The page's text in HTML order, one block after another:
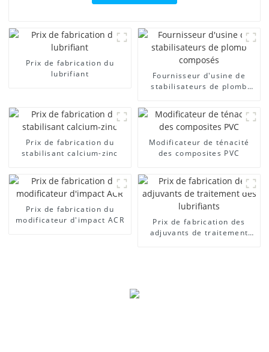
Prix ​​de fabrication du
lubrifiant
Fournisseur d'usine de
stabilisateurs de plomb
Prix ​​de fabrication du
stabilisant calcium-zinc
Modificateur de ténacité
des composites PVC
Prix ​​de fabrication du
modificateur d'impact ACR
Prix ​​de fabrication des
adjuvants de traitement